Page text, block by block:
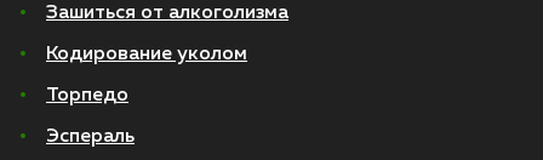
Зашиться от алкоголизма
Кодирование уколом
Торпедо
Эспераль